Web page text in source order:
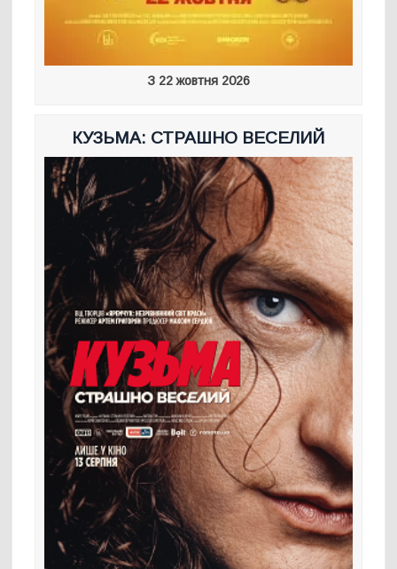
З 22 жовтня 2026
КУЗЬМА: СТРАШНО ВЕСЕЛИЙ